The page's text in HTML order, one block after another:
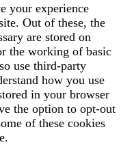
your experience
Out of these, the
are stored on
the working of basic
use third-party
how you use
in your browser
the option to opt-out
of these cookies